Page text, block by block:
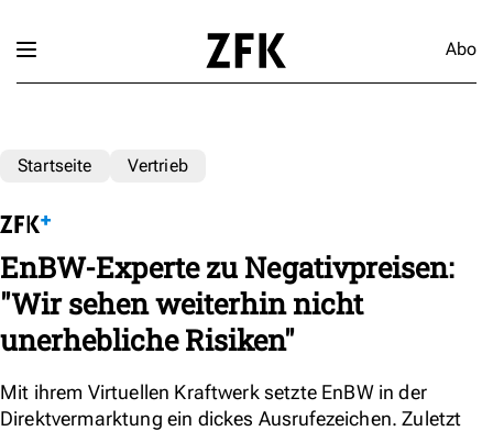
Abo
Startseite Vertrieb
EnBW-Experte zu Negativpreisen:
"Wir sehen weiterhin nicht
unerhebliche Risiken"
Mit ihrem Virtuellen Kraftwerk setzte EnBW in der
Direktvermarktung ein dickes Ausrufezeichen. Zuletzt